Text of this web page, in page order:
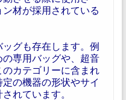
材が採用されている
グも存在します。例
専用バッグや、超音
カテゴリーに含まれ
の機器の形状やサイ
れています。